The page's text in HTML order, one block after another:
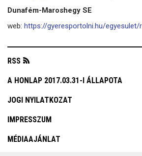
Dunafém-Maroshegy SE
web: https://gyeresportolni.hu/
RSS
A HONLAP 2017.03.31-I ÁLLAPOTA
JOGI NYILATKOZAT
IMPRESSZUM
MÉDIAAJÁNLAT